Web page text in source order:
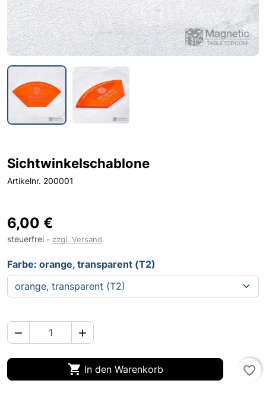
Sichtwinkelschablone
Artikelnr. 200001
6,00 €
steuerfrei zzgl. Versand
Farbe: orange, transparent (T2)
 
 In den Warenkorb favorite_border